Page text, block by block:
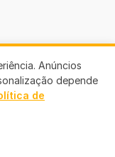
Anúncios
depende
de